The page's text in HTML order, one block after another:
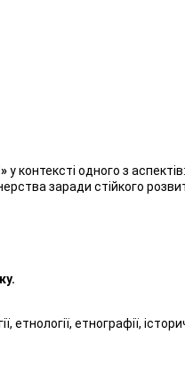
у контексті одного з
заради стійкого
етнології, етнографії,